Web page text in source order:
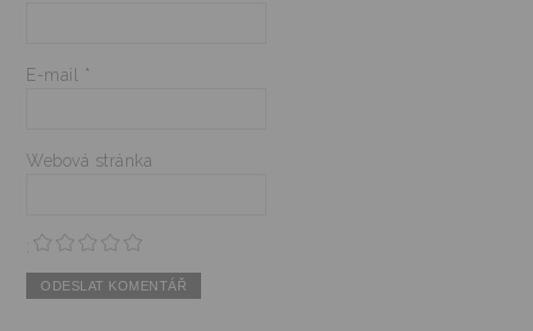
E-mail *
Webová stránka
: